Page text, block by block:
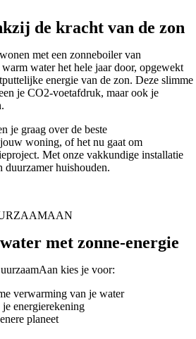
de kracht van de zon
met een zonneboiler van
water het hele jaar door, opgewekt
energie van de zon. Deze slimme
je CO2-voetafdruk, maar ook je
je graag over de beste
woning, of het nu gaat om
Met onze vakkundige installatie
duurzamer huishouden.
met zonne-energie
kies je voor:
verwarming van je water
energierekening
planeet